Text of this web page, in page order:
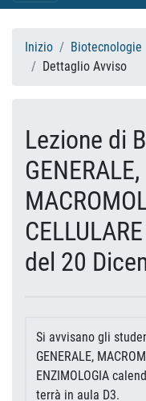
Inizio Biotecnologie
Dettaglio Avviso
Lezione di
GENERALE,
del 20
Si avvisano gli
GENERALE,
ENZIMOLOGIA
terrà in aula D3.